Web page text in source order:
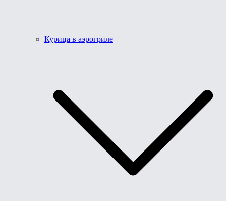
Курица в аэрогриле